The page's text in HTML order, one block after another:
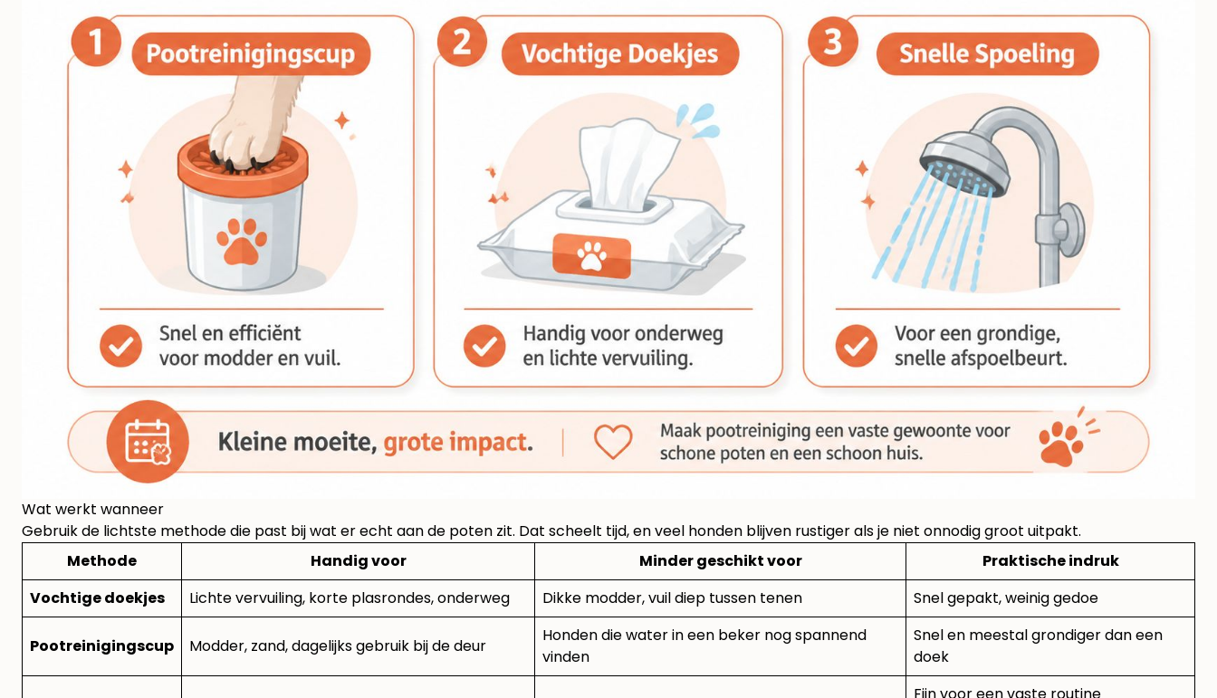
Wat werkt wanneer
Gebruik de lichtste methode die past bij wat er echt aan de poten zit. Dat scheelt tijd, en veel honden blijven rustiger als je niet onnodig groot uitpakt.
Methode
Handig voor Minder geschikt voor
Praktische indruk
Vochtige doekjes
Lichte vervuiling, korte plasrondes, onderweg Dikke modder, vuil diep tussen tenen Snel gepakt, weinig gedoe
Pootreinigingscup Modder, zand, dagelijks gebruik bij de deur
Honden die water in een beker nog spannend
vinden
Snel en meestal grondiger dan een
doek